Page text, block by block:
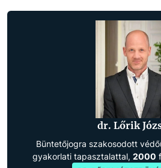
dr. Lőrik
Büntetőjogra szakosodott
gyakorlati tapasztalattal, 2000